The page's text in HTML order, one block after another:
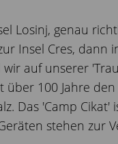
Losinj, genau
Insel Cres, dann
auf unserer
100 Jahre den
Das 'Camp Cikat'
stehen zur